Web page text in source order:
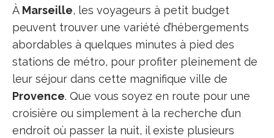
À Marseille, les voyageurs à petit budget
peuvent trouver une variété d’hébergements
abordables à quelques minutes à pied des
stations de métro, pour profiter pleinement de
leur séjour dans cette magnifique ville de
Provence. Que vous soyez en route pour une
croisière ou simplement à la recherche d’un
endroit où passer la nuit, il existe plusieurs